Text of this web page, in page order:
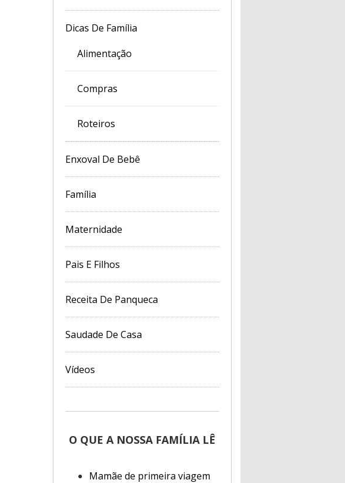
Dicas De Família
Alimentação
Compras
Roteiros
Enxoval De Bebê
Família
Maternidade
Pais E Filhos
Receita De Panqueca
Saudade De Casa
Vídeos
O QUE A NOSSA FAMÍLIA LÊ
Mamãe de primeira viagem